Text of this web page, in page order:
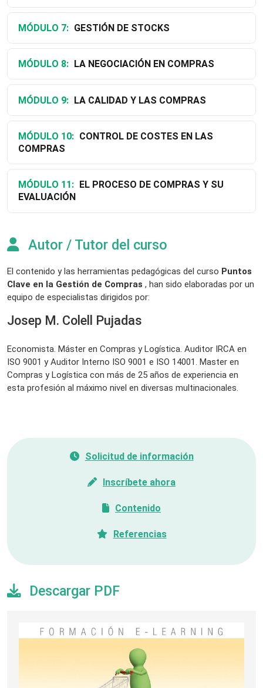
MÓDULO 7: GESTIÓN DE STOCKS
MÓDULO 8: LA NEGOCIACIÓN EN COMPRAS
MÓDULO 9: LA CALIDAD Y LAS COMPRAS
MÓDULO 10:
COMPRAS
MÓDULO 11:
EVALUACIÓN
Autor / Tutor del curso
El contenido y las herramientas pedagógicas del curso Puntos
Clave en la Gestión de Compras , han sido elaboradas por un
equipo de especialistas dirigidos por:
Josep M. Colell Pujadas
Economista. Máster en Compras y Logística. Auditor IRCA en
ISO 9001 y Auditor Interno ISO 9001 e ISO 14001. Master en
Compras y Logística con más de 25 años de experiencia en
esta profesión al máximo nivel en diversas multinacionales.
Solicitud de información
Inscríbete ahora
Contenido
Referencias
Descargar PDF